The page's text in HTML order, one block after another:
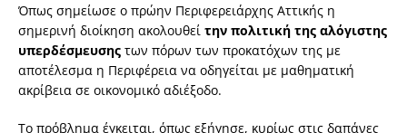
Όπως σημείωσε ο πρώην Περιφερειάρχης Αττικής η
σημερινή διοίκηση ακολουθεί την πολιτική της αλόγιστης
υπερδέσμευσης των πόρων των προκατόχων της με
αποτέλεσμα η Περιφέρεια να οδηγείται με μαθηματική
ακρίβεια σε οικονομικό αδιέξοδο.
Το πρόβλημα έγκειται, όπως εξήγησε, κυρίως στις δαπάνες